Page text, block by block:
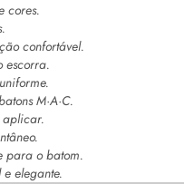
cores.
confortável.
escorra.
M·A·C.
para o batom.
elegante.